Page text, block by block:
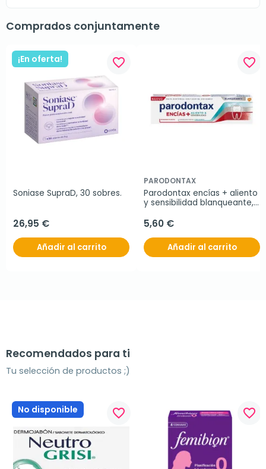
Comprados conjuntamente
¡En oferta! favorite_border
Soniase SupraD, 30 sobres.
26,95 €
Añadir al carrito
favorite_border
PARODONTAX
Parodontax encías + aliento
y sensibilidad blanqueante,
5,60 €
Añadir al carrito
Recomendados para ti
Tu selección de productos ;)
No disponible favorite_border favorite_border